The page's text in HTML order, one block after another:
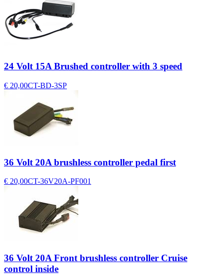
24 Volt 15A Brushed controller with 3 speed
€ 20,00CT-BD-3SP
36 Volt 20A brushless controller pedal first
€ 20,00CT-36V20A-PF001
36 Volt 20A Front brushless controller Cruise
control inside